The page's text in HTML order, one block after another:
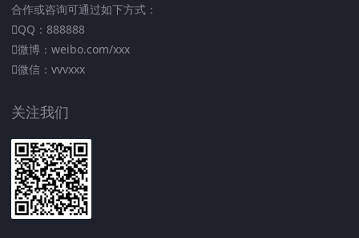
合作或咨询可通过如下方式：
QQ：888888
微博：weibo.com/xxx
微信：vvvxxx
关注我们